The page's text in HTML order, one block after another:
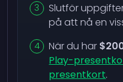
Slutför
på att nå en
När du har
Play-
presentkort.